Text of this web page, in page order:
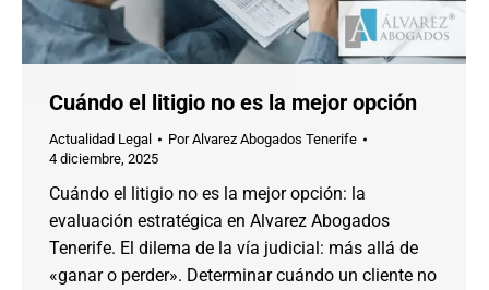
Cuándo el litigio no es la mejor opción
Actualidad Legal PorAlvarez Abogados Tenerife
4 diciembre, 2025
Cuándo el litigio no es la mejor opción: la
evaluación estratégica en Alvarez Abogados
Tenerife. El dilema de la vía judicial: más allá de
«ganar o perder». Determinar cuándo un cliente no